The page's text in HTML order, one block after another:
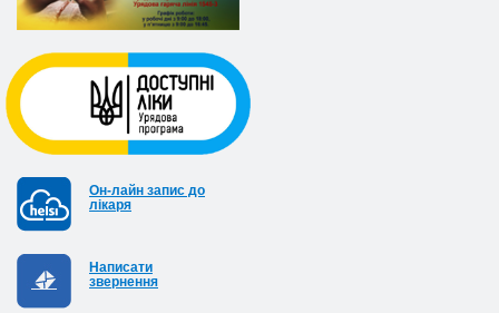
Он-лайн запис до
лікаря
Написати
звернення